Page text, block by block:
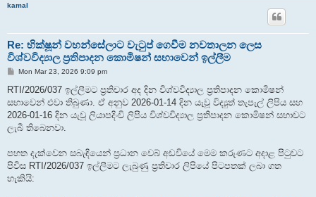
kamal
Re: භික්ෂූන් වහන්සේලාට වැටුප් ගෙවීම නවතාලන ලෙස
විශ්වවිද්‍යාල ප්‍රතිපාදන කොමිෂන් සභාවෙන් ඉල්ලීම
P
s
Mon Mar 23, 2026 9:09 pm
RTI/2026/037 ඉල්ලීමට ප්‍රතිචාර අද දින විශ්වවිද්‍යාල ප්‍රතිපාදන කොමිෂන්
සභාවෙන් එවා තිබුණා. ඒ අනුව 2026-01-14 දින යැවූ විද්‍යුත් තැපැල් ලිපිය සහ
2026-01-16 දින යැවූ ලියාපදිංචි ලිපිය විශ්වවිද්‍යාල ප්‍රතිපාදන කොමිෂන් සභාවට
ලැබී තිබෙනවා.
පහත දැක්වෙන සබැඳියෙන් ප්‍රධාන වෙබ් අඩවියේ මෙම කරුණට අදාළ පිටුවට
පිවිස RTI/2026/037 ඉල්ලීමට ලැබුණු ප්‍රතිචාර ලිපියේ පිටපතක් ලබා ගත
හැකියි: